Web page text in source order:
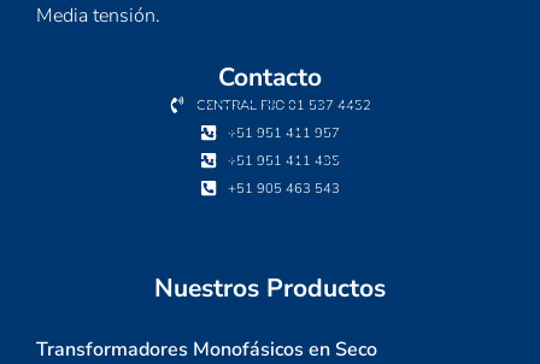
Media tensión.
Contacto
CENTRAL FIJO 01 537 4452
+51 951 411 957
+51 951 411 435
+51 905 463 543
Nuestros Productos
Transformadores Monofásicos en Seco